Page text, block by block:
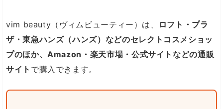
vim beauty（ヴィムビューティー）は、
ロフト・プラ
ザ・東急ハンズ（ハンズ）などのセレクトコスメショッ
プのほか、Amazon・楽天市場・公式サイトなどの通販
サイト で購入できます。